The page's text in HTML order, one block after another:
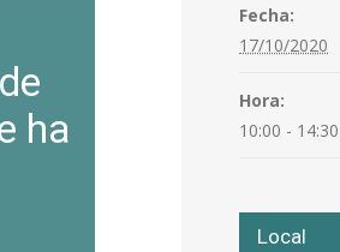
ha
Fecha:
17/10/2020
Hora:
10:00 - 14:30
Local